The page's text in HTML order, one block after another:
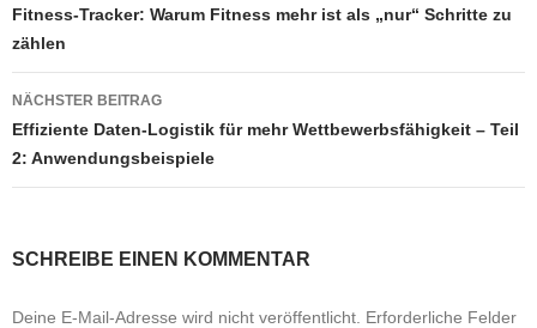
Fitness-Tracker: Warum Fitness mehr ist als „nur“ Schritte zu
zählen
NÄCHSTER BEITRAG
Effiziente Daten-Logistik für mehr Wettbewerbsfähigkeit – Teil
2: Anwendungsbeispiele
SCHREIBE EINEN KOMMENTAR
Deine E-Mail-Adresse wird nicht veröffentlicht. Erforderliche Felder